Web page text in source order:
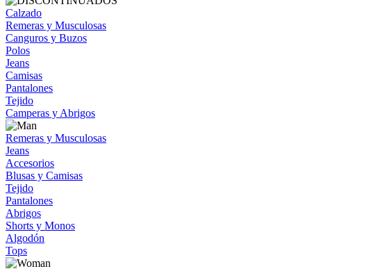
Calzado
Remeras y Musculosas
Canguros y Buzos
Polos
Jeans
Camisas
Pantalones
Tejido
Camperas y Abrigos
Remeras y Musculosas
Jeans
Accesorios
Blusas y Camisas
Tejido
Pantalones
Abrigos
Shorts y Monos
Algodón
Tops